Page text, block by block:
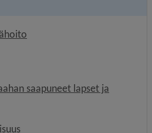
saapuneet lapset ja